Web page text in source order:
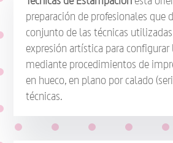
preparación de profesionales que
conjunto de las técnicas
expresión artística para configurar
mediante procedimientos de
en hueco, en plano por calado
técnicas.